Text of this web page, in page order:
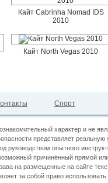
Кайт Cabrinha Nomad IDS
2010
Кайт North Vegas 2010
Спорт
характер и не
представляет
опытного
причинённый прямой
на размещенные на сайте
за собой право